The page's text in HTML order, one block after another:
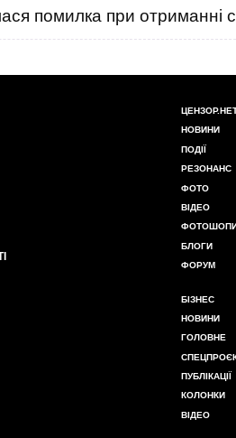
помилка при отриманні
НОВИНИ
ПОДІЇ
РЕЗОНАНС
ФОТО
ВІДЕО
БЛОГИ
ФОРУМ
БІЗНЕС
НОВИНИ
ГОЛОВНЕ
ПУБЛІКАЦІЇ
КОЛОНКИ
ВІДЕО